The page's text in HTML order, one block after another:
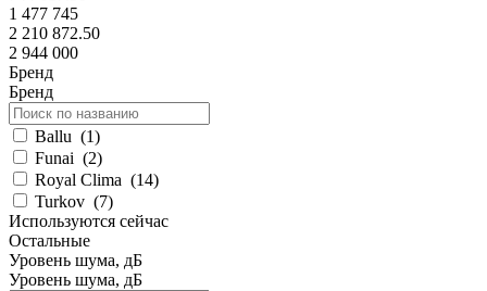
1 477 745
2 210 872.50
2 944 000
Бренд
Бренд
Ballu (1)
Funai (2)
Royal Clima (14)
Turkov (7)
Используются сейчас
Остальные
Уровень шума, дБ
Уровень шума, дБ